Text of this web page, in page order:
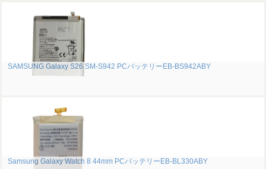
SAMSUNG Galaxy S26 SM-S942 PCバッテリーEB-BS942ABY
Samsung Galaxy Watch 8 44mm PCバッテリーEB-BL330ABY